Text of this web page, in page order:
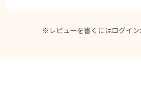
※レビューを書くにはログイン